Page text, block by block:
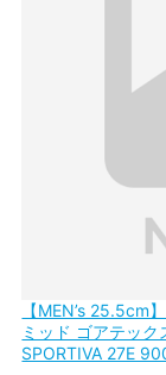
【MEN’s 25.5cm
ミッド ゴアテッ
SPORTIVA 27E